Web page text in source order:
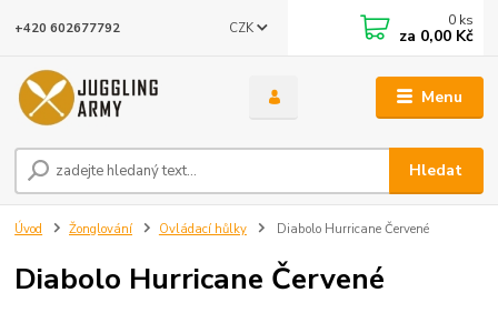
Menu
CZK
Hledat
+420 602677792 0 ks
za 0,00 Kč
Úvod Žonglování Ovládací hůlky Diabolo Hurricane Červené
Diabolo Hurricane Červené